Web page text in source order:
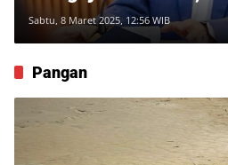
Sabtu, 8 Maret 2025, 12:56 WIB
Pangan